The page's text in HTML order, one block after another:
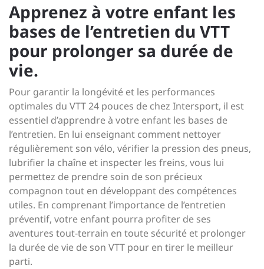
Apprenez à votre enfant les
bases de l’entretien du VTT
pour prolonger sa durée de
vie.
Pour garantir la longévité et les performances
optimales du VTT 24 pouces de chez Intersport, il est
essentiel d’apprendre à votre enfant les bases de
l’entretien. En lui enseignant comment nettoyer
régulièrement son vélo, vérifier la pression des pneus,
lubrifier la chaîne et inspecter les freins, vous lui
permettez de prendre soin de son précieux
compagnon tout en développant des compétences
utiles. En comprenant l’importance de l’entretien
préventif, votre enfant pourra profiter de ses
aventures tout-terrain en toute sécurité et prolonger
la durée de vie de son VTT pour en tirer le meilleur
parti.